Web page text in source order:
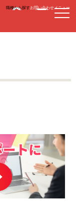
職種から探すお問い合わせメニュー